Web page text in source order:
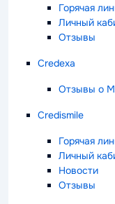
Горячая
Личный
Отзывы
Credexa
Отзывы о
Credismile
Горячая
Личный
Новости
Отзывы